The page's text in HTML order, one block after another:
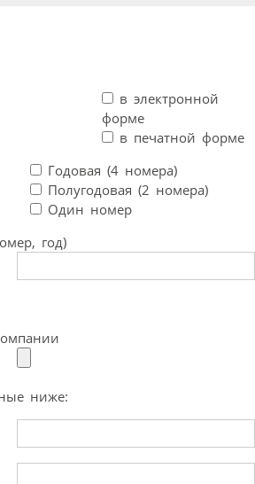
в электронной
форме
в печатной форме
Годовая (4 номера)
Полугодовая (2 номера)
Один номер
год)
ниже: